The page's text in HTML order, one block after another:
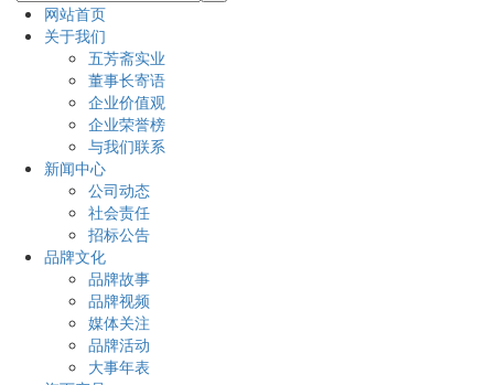
网站首页
关于我们
五芳斋实业
董事长寄语
企业价值观
企业荣誉榜
与我们联系
新闻中心
公司动态
社会责任
招标公告
品牌文化
品牌故事
品牌视频
媒体关注
品牌活动
大事年表